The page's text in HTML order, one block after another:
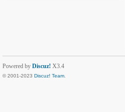
Powered by Discuz! X3.4
© 2001-2023 Discuz! Team